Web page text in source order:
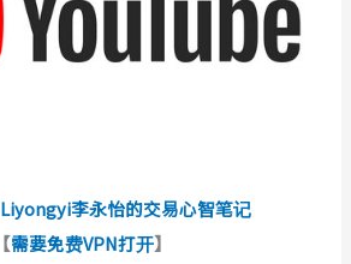
Liyongyi李永怡的交易心智笔记
【需要免费VPN打开】